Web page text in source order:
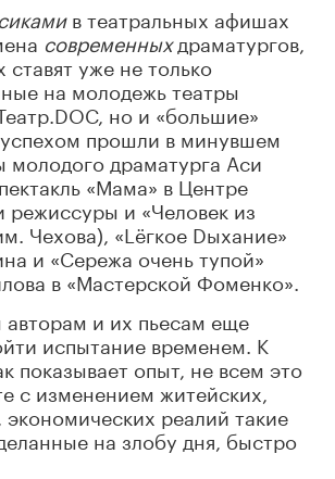
в театральных афишах
современныхдраматургов,
уже не только
на молодежь театры
но и «большие»
прошли в минувшем
молодого драматурга Аси
«Мама» в Центре
режиссуры и «Человек из
Чехова), «Lёгкое Dыхание»
и «Сережа очень тупой»
в «Мастерской Фоменко».
и их пьесам еще
испытание временем. К
показывает опыт, не всем это
с изменением житейских,
экономических реалий такие
на злобу дня, быстро